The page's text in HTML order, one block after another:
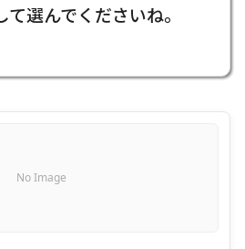
て選んでくださいね。
No Image